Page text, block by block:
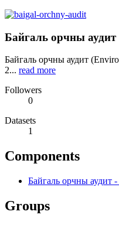
Байгаль орчны аудит
Байгаль орчны аудит
2... read more
Followers
0
Datasets
1
Components
Байгаль орчны аудит -
Groups